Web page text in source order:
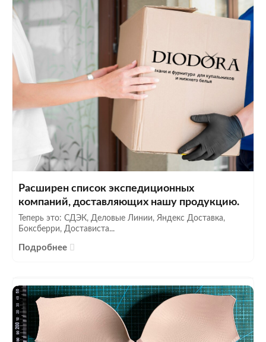
Расширен список экспедиционных
компаний, доставляющих нашу продукцию.
Теперь это: СДЭК, Деловые Линии, Яндекс Доставка,
Боксберри, Достависта...
Подробнее